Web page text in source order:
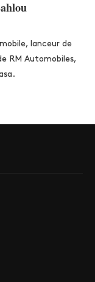
lanceur de
RM Automobiles,